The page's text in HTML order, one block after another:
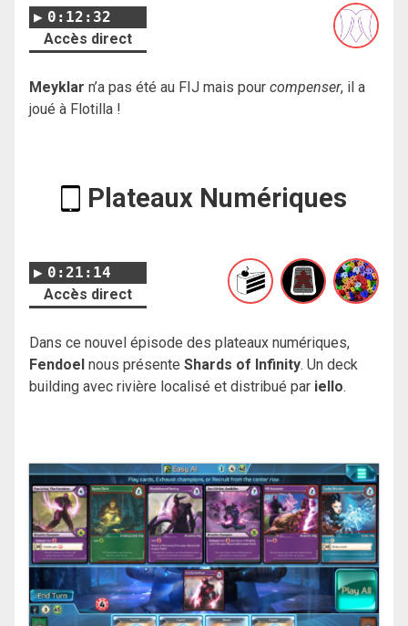
0:12:32
Accès direct
Meyklar n’a pas été au FIJ mais pour compenser, il a
joué à Flotilla !
Plateaux Numériques
0:21:14
Accès direct
Dans ce nouvel épisode des plateaux numériques,
Fendoel nous présente Shards of Infinity. Un deck
building avec rivière localisé et distribué par iello.